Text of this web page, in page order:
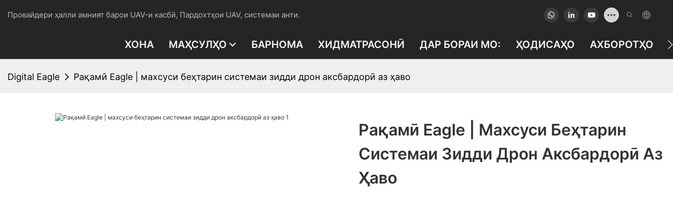
Провайдери ҳалли амният барои UAV-и касбӣ, Пардохтҳои UAV, системаи анти.
ХОНА МАҲСУЛҲО БАРНОМА ХИДМАТРАСОНӢ ДАР БОРАИ МО: ҲОДИСАҲО АХБОРОТҲО
Digital Eagle Рақамӣ Eagle | махсуси беҳтарин системаи зидди дрон аксбардорӣ аз ҳаво
Рақамӣ Eagle | Махсуси Беҳтарин
Системаи Зидди Дрон Аксбардорӣ Аз
Ҳаво